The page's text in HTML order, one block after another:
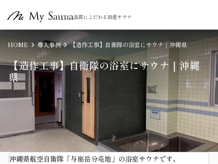
品質にこだわる国産サウナ
HOME 導入事例 【造作工事】自衛隊の浴室にサウナ｜沖縄県
【造作工事】自衛隊の浴室にサウナ｜沖縄
県
沖縄県航空自衛隊「与座岳分屯地」の浴室サウナです。